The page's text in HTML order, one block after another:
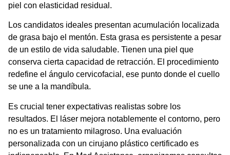
piel con elasticidad residual.
Los candidatos ideales presentan acumulación localizada
de grasa bajo el mentón. Esta grasa es persistente a pesar
de un estilo de vida saludable. Tienen una piel que
conserva cierta capacidad de retracción. El procedimiento
redefine el ángulo cervicofacial, ese punto donde el cuello
se une a la mandíbula.
Es crucial tener expectativas realistas sobre los
resultados. El láser mejora notablemente el contorno, pero
no es un tratamiento milagroso. Una evaluación
personalizada con un cirujano plástico certificado es